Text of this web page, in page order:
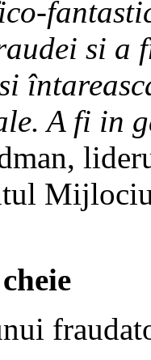
si a
A fi in